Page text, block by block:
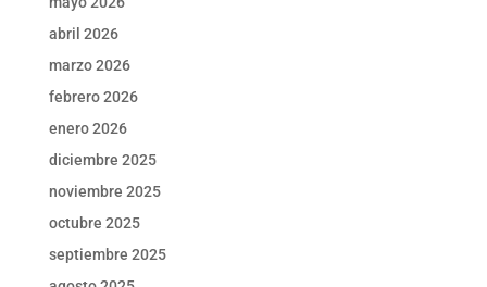
abril 2026
marzo 2026
febrero 2026
enero 2026
diciembre 2025
noviembre 2025
octubre 2025
septiembre 2025